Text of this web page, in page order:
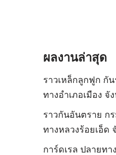
ผลงานล่าสุด
ราวเหล็กลูกฟูก กั
ทางอำเภอเมือง จั
ราวกันอันตราย ก
ทางหลวงร้อยเอ็ด
การ์ดเรล ปลายทา